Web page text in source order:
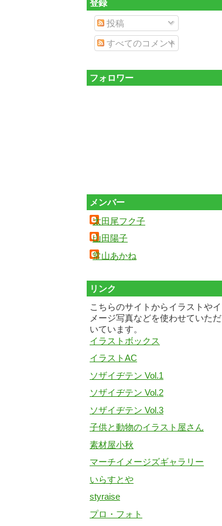
登録
投稿
すべてのコメント
フォロワー
メンバー
太田尾フク子
山田陽子
常山あかね
リンク
こちらのサイトからイラストやイ
メージ写真などを使わせていただ
いています。
イラストボックス
イラストAC
ソザイヂテン Vol.1
ソザイヂテン Vol.2
ソザイヂテン Vol.3
子供と動物のイラスト屋さん
素材屋小秋
マーチイメージズギャラリー
いらすとや
styraise
プロ・フォト